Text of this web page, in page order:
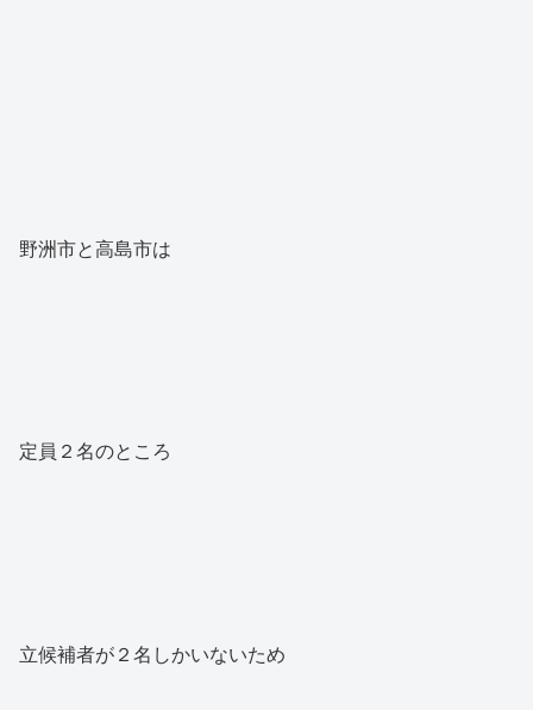
野洲市と高島市は
定員２名のところ
立候補者が２名しかいないため